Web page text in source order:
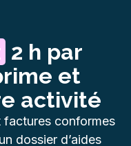
2 h par
et
activité
factures conformes
dossier d’aides